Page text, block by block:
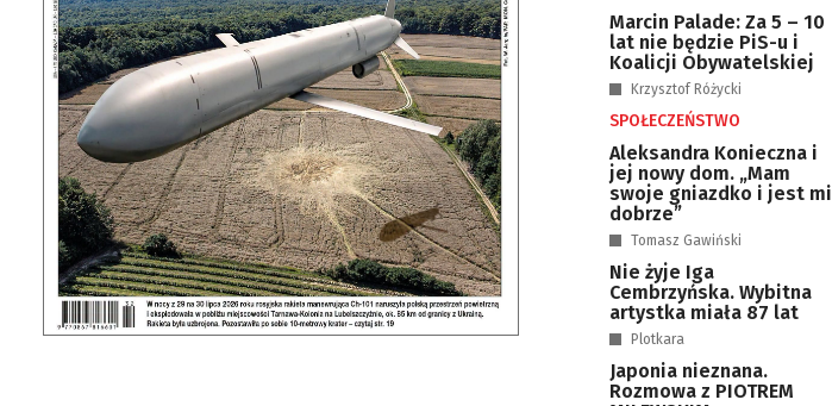
Marcin Palade: Za 5 – 10
lat nie będzie PiS-u i
Koalicji Obywatelskiej
Krzysztof Różycki
SPOŁECZEŃSTWO
Aleksandra Konieczna i
jej nowy dom. „Mam
swoje gniazdko i jest mi
dobrze”
Tomasz Gawiński
Nie żyje Iga
Cembrzyńska. Wybitna
artystka miała 87 lat
Plotkara
Japonia nieznana.
Rozmowa z PIOTREM